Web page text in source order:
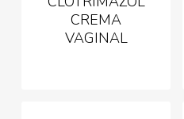
CREMA
VAGINAL